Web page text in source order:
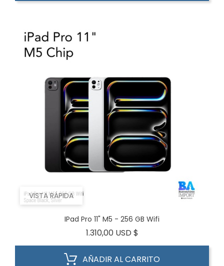
VISTA RÁPIDA
IPad Pro 11" M5 - 256 GB Wifi
1.310,00 USD $
AÑADIR AL CARRITO